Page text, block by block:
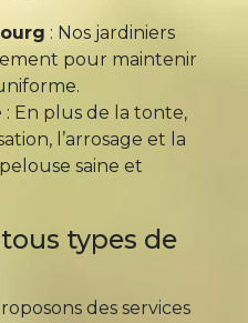
: Nos jardiniers
pour maintenir
: En plus de la tonte,
l’arrosage et la
saine et
types de
des services